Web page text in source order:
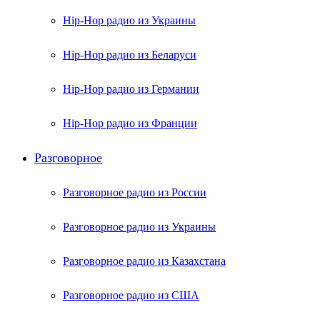
Hip-Hop радио из Украины
Hip-Hop радио из Беларуси
Hip-Hop радио из Германии
Hip-Hop радио из Франции
Разговорное
Разговорное радио из России
Разговорное радио из Украины
Разговорное радио из Казахстана
Разговорное радио из США